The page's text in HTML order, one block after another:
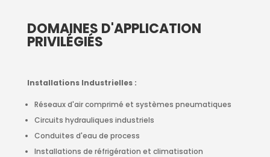
DOMAINES D'APPLICATION
PRIVILÉGIÉS
Installations Industrielles :
Réseaux d'air comprimé et systèmes pneumatiques
Circuits hydrauliques industriels
Conduites d'eau de process
Installations de réfrigération et climatisation